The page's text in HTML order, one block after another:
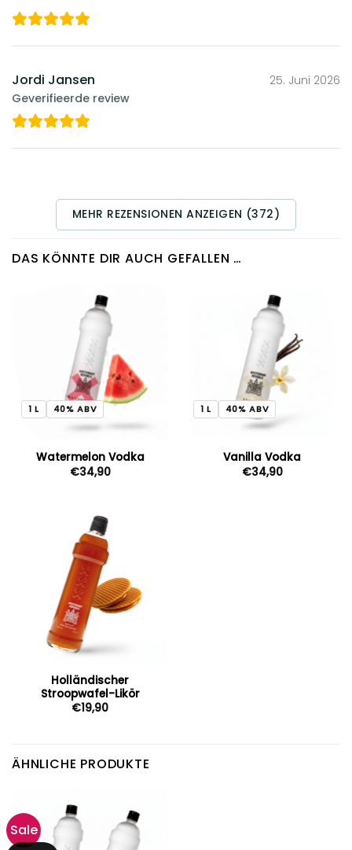
Jordi Jansen
Geverifieerde review
25. Juni 2026
MEHR REZENSIONEN ANZEIGEN (372)
DAS KÖNNTE DIR AUCH GEFALLEN …
1 L 40% ABV
Watermelon Vodka
€34,90
1 L 40% ABV
Vanilla Vodka
€34,90
Holländischer
Stroopwafel-Likör
€19,90
ÄHNLICHE PRODUKTE
Sale